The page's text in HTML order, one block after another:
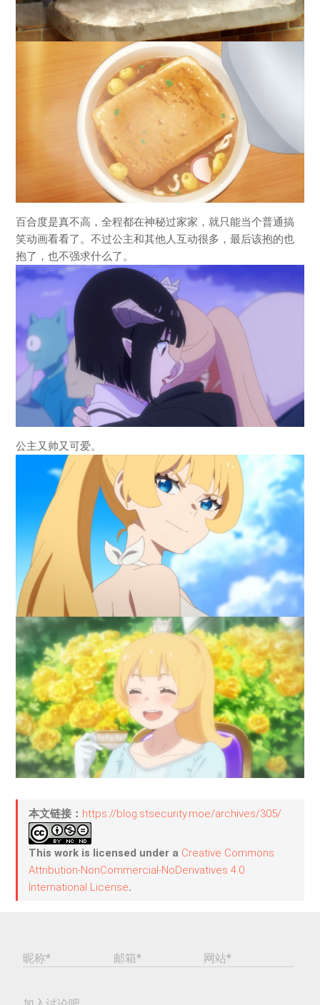
百合度是真不高，全程都在神秘过家家，就只能当个普通搞
笑动画看看了。不过公主和其他人互动很多，最后该抱的也
抱了，也不强求什么了。
公主又帅又可爱。
本文链接： https://blog.stsecurity.moe/archives/305/
This work is licensed under a Creative Commons
Attribution-NonCommercial-NoDerivatives 4.0
International License.
昵称* 邮箱* 网站*